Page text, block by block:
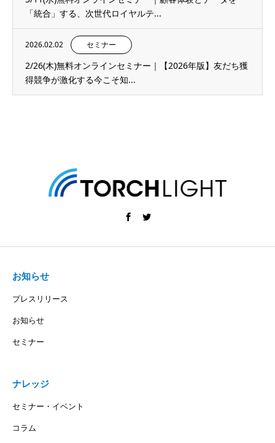
「統合」する、次世代ロイヤルテ...
2026.02.02 セミナー
2/26(木)無料オンラインセミナー｜【2026年版】友だち獲
得競争が激化する今こそ知...
お知らせ
プレスリリース
お知らせ
セミナー
ナレッジ
セミナー・イベント
コラム